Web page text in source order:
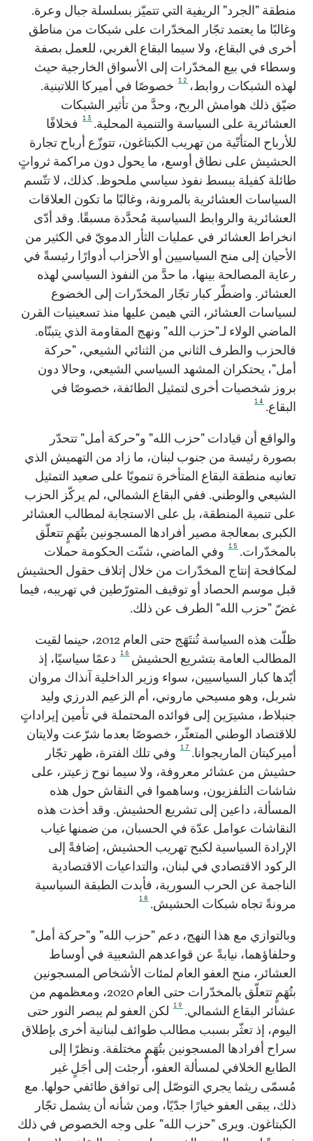
منطقة "الجرد" الريفية التي تتميّز بسلسلة جبال وعرة.
وغالبًا ما يعتمد تجّار المخدّرات على شبكات من مناطق
أخرى في البقاع، ولا سيما البقاع الغربي، للعمل بصفة
وسطاء في بيع المخدّرات إلى الأسواق الخارجية حيث
لهذه الشبكات روابط، 12 خصوصًا في أميركا اللاتينية.
ضيّق ذلك هوامش الربح، وحدَّ من تأثير الشبكات
العشائرية على السياسة والتنمية المحلية. 13 فخلافًا
للأرباح المتأتّية من تهريب الكبتاغون، تتوزّع أرباح تجارة
الحشيش على نطاق أوسع، ما يحول دون مراكمة ثرواتٍ
طائلة كفيلة ببسط نفوذ سياسي ملحوظ. كذلك، لا تتّسم
السياسات العشائرية بالمرونة، وغالبًا ما تكون العلاقات
العشائرية والروابط السياسية مُحدَّدة مسبقًا. وقد أدّى
انخراط العشائر في عمليات الثأر الدمويّ في الكثير من
الأحيان إلى منح السياسيين أو الأحزاب أدوارًا رئيسةً في
رعاية المصالحة بينها، ما حدَّ من النفوذ السياسي لهذه
العشائر. واضطّر كبار تجّار المخدّرات إلى الخضوع
لسياسات العشائر، التي هيمن عليها منذ تسعينيات القرن
الماضي الولاء لـ"حزب الله" ونهج المقاومة الذي يتبنّاه.
فالحزب والطرف الثاني من الثنائي الشيعي، "حركة
أمل"، يحتكران المشهد السياسي الشيعي، وحالا دون
بروز شخصيات أخرى لتمثيل الطائفة، خصوصًا في
البقاع. 14
والواقع أن قيادات "حزب الله" و"حركة أمل" تتحدّر
بصورة رئيسة من جنوب لبنان، ما زاد من التهميش الذي
تعانيه منطقة البقاع المتأخرة تنمويًا على صعيد التمثيل
الشيعي والوطني. ففي البقاع الشمالي، لم يركّز الحزب
على تنمية المنطقة، بل على الاستجابة لمطالب العشائر
الكبرى بمعالجة مصير أفرادها المسجونين بتُهَمٍ تتعلّق
بالمخدّرات. 15 وفي الماضي، شنّت الحكومة حملات
لمكافحة إنتاج المخدّرات من خلال إتلاف حقول الحشيش
قبل موسم الحصاد أو توقيف المتورّطين في تهريبه، فيما
غضّ "حزب الله" الطرف عن ذلك.
ظلّت هذه السياسة تُنتَهَج حتى العام 2012، حينما لقيت
المطالب العامة بتشريع الحشيش 16 دعمًا سياسيًا، إذ
أيّدها كبار السياسيين، سواء وزير الداخلية آنذاك مروان
شربل، وهو مسيحي ماروني، أم الزعيم الدرزي وليد
جنبلاط، مشيرَين إلى فوائده المحتملة في تأمين إيراداتٍ
للاقتصاد الوطني المتعثّر، خصوصًا بعدما شرّعت ولايتان
أميركيتان الماريجوانا. 17 وفي تلك الفترة، ظهر تجّار
حشيش من عشائر معروفة، ولا سيما نوح زعيتر، على
شاشات التلفزيون، وساهموا في النقاش حول هذه
المسألة، داعين إلى تشريع الحشيش. وقد أخذت هذه
النقاشات عوامل عدّة في الحسبان، من ضمنها غياب
الإرادة السياسية لكبح تهريب الحشيش، إضافةً إلى
الركود الاقتصادي في لبنان، والتداعيات الاقتصادية
الناجمة عن الحرب السورية، فأبدت الطبقة السياسية
مرونةً تجاه شبكات الحشيش. 18
وبالتوازي مع هذا النهج، دعم "حزب الله" و"حركة أمل"
وحلفاؤهما، نيابةً عن قواعدهم الشعبية في أوساط
العشائر، منح العفو العام لمئات الأشخاص المسجونين
بتُهَمٍ تتعلّق بالمخدّرات حتى العام 2020، ومعظمهم من
عشائر البقاع الشمالي. 19 لكن العفو لم يبصر النور حتى
اليوم، إذ تعثّر بسبب مطالب طوائف لبنانية أخرى بإطلاق
سراح أفرادها المسجونين بتُهَمٍ مختلفة. ونظرًا إلى
الطابع الخلافي لمسألة العفو، أُرجئت إلى أجَلٍ غير
مُسمّى ريثما يجري التوصّل إلى توافق طائفي حولها. مع
ذلك، يبقى العفو خيارًا جدّيًا، ومن شأنه أن يشمل تجّار
الكبتاغون. ويرى "حزب الله" على وجه الخصوص في ذلك